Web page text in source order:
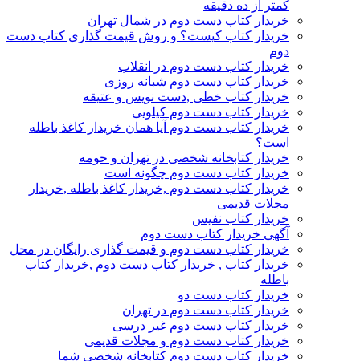
کمتر از ده دقیقه
خریدار کتاب دست دوم در شمال تهران
خریدار کتاب کیست؟ و روش قیمت گذاری کتاب دست
دوم
خریدار کتاب دست دوم در انقلاب
خریدار کتاب دست دوم شبانه روزی
خریدار کتاب خطی ,دست نویس و عتیقه
خریدار کتاب دست دوم کیلویی
خریدار کتاب دست دوم آیا همان خریدار کاغذ باطله
است؟
خریدار کتابخانه شخصی در تهران و حومه
خریدار کتاب دست دوم چگونه است
خریدار کتاب دست دوم ,خریدار کاغذ باطله ,خریدار
مجلات قدیمی
خریدار کتاب نفیس
آگهی خریدار کتاب دست دوم
خریدار کتاب دست دوم و قیمت گذاری رایگان در محل
خریدار کتاب , خریدار کتاب دست دوم ,خریدار کتاب
باطله
خریدار کتاب دست دو
خریدار کتاب دست دوم در تهران
خریدار کتاب دست دوم غیر درسی
خریدار کتاب دست دوم و مجلات قدیمی
خریدار کتاب دست دوم کتابخانه شخصی شما